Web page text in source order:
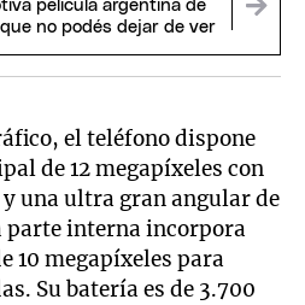
película argentina de
no podés dejar de ver
el teléfono dispone
de 12 megapíxeles con
una ultra gran angular de
parte interna incorpora
10 megapíxeles para
Su batería es de 3.700